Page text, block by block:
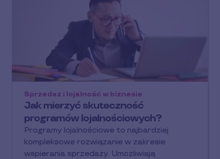
Jak mierzyć skuteczność
programów lojalnościowych?
Sprzedaż i lojalność w biznesie
Programy lojalnościowe to najbardziej
kompleksowe rozwiązanie w zakresie
wspierania sprzedaży. Umożliwiają